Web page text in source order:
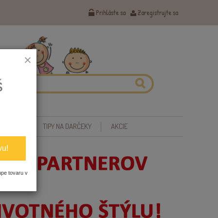
Prihláste sa Zaregistrujte sa
TIPY NA DARČEKY AKCIE
×
tovaru v